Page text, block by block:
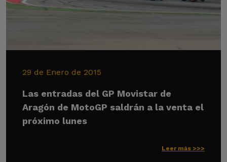
29 de Enero de 2015
Las entradas del GP Movistar de
Aragón de MotoGP saldrán a la venta el
próximo lunes
Leer más >>>